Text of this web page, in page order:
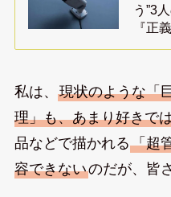
う”3
『正
私は、 現状のような「
理」も、あまり好きで
品などで描かれる「超
容できないのだが、皆